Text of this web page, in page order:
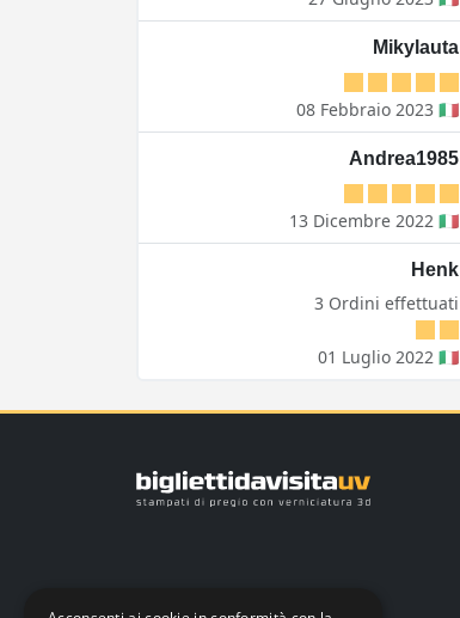
Mikylauta
08 Febbraio 2023 🇮🇹
Andrea1985
13 Dicembre 2022 🇮🇹
Henk
3 Ordini effettuati
01 Luglio 2022 🇮🇹